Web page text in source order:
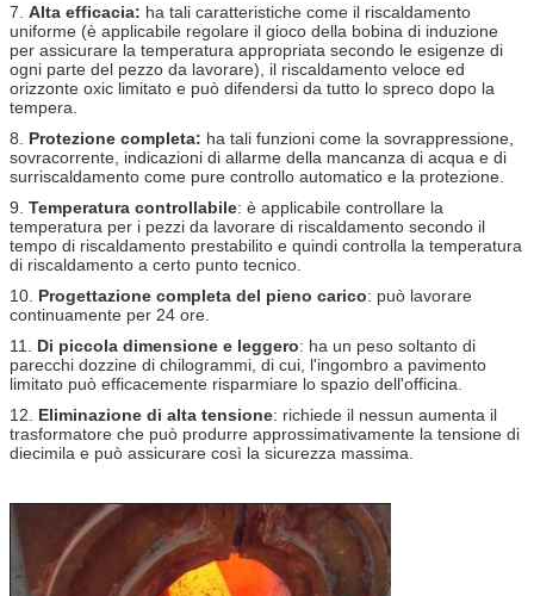
7. Alta efficacia: ha tali caratteristiche come il riscaldamento
uniforme (è applicabile regolare il gioco della bobina di induzione
per assicurare la temperatura appropriata secondo le esigenze di
ogni parte del pezzo da lavorare), il riscaldamento veloce ed
orizzonte oxic limitato e può difendersi da tutto lo spreco dopo la
tempera.
8. Protezione completa: ha tali funzioni come la sovrappressione,
sovracorrente, indicazioni di allarme della mancanza di acqua e di
surriscaldamento come pure controllo automatico e la protezione.
9. Temperatura controllabile: è applicabile controllare la
temperatura per i pezzi da lavorare di riscaldamento secondo il
tempo di riscaldamento prestabilito e quindi controlla la temperatura
di riscaldamento a certo punto tecnico.
10. Progettazione completa del pieno carico: può lavorare
continuamente per 24 ore.
11. Di piccola dimensione e leggero: ha un peso soltanto di
parecchi dozzine di chilogrammi, di cui, l'ingombro a pavimento
limitato può efficacemente risparmiare lo spazio dell'officina.
12. Eliminazione di alta tensione: richiede il nessun aumenta il
trasformatore che può produrre approssimativamente la tensione di
diecimila e può assicurare così la sicurezza massima.